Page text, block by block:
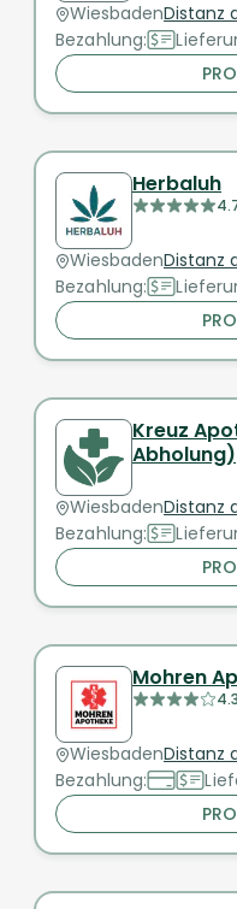
WiesbadenDistanz
Bezahlung:
Herbaluh
WiesbadenDistanz
Bezahlung:
Kreuz
Abholung)
WiesbadenDistanz
Bezahlung:
Mohren
WiesbadenDistanz
Bezahlung: